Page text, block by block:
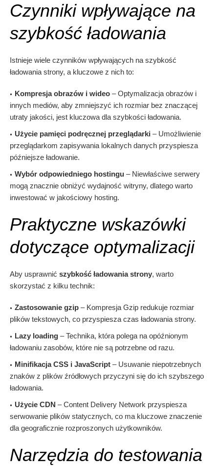
Czynniki wpływające na
szybkość ładowania
Istnieje wiele czynników wpływających na szybkość
ładowania strony, a kluczowe z nich to:
Kompresja obrazów i wideo – Optymalizacja obrazów i
innych mediów, aby zmniejszyć ich rozmiar bez znaczącej
utraty jakości, jest kluczowa dla szybkości ładowania.
Użycie pamięci podręcznej przeglądarki – Umożliwienie
przeglądarkom zapisywania lokalnych danych przyspiesza
późniejsze ładowanie.
Wybór odpowiedniego hostingu – Niewłaściwe serwery
mogą znacznie obniżyć wydajność witryny, dlatego warto
inwestować w jakościowy hosting.
Praktyczne wskazówki
dotyczące optymalizacji
Aby usprawnić szybkość ładowania strony, warto
skorzystać z kilku technik:
Zastosowanie gzip – Kompresja Gzip redukuje rozmiar
plików tekstowych, co przyspiesza czas ładowania strony.
Lazy loading – Technika, która polega na opóźnionym
ładowaniu zasobów, które nie są potrzebne od razu.
Minifikacja CSS i JavaScript – Usuwanie niepotrzebnych
znaków z plików źródłowych przyczyni się do ich szybszego
ładowania.
Użycie CDN – Content Delivery Network przyspiesza
serwowanie plików statycznych, co ma kluczowe znaczenie
dla geograficznie rozproszonych użytkowników.
Narzędzia do testowania